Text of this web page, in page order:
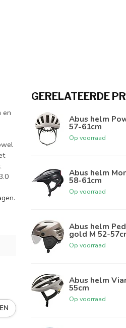
en
GERELATEERDE
Abus helm
57-61cm
Op voorraad
Abus helm
58-61cm
Op voorraad
Abus helm
gold M 52-
Op voorraad
Abus helm
55cm
Op voorraad